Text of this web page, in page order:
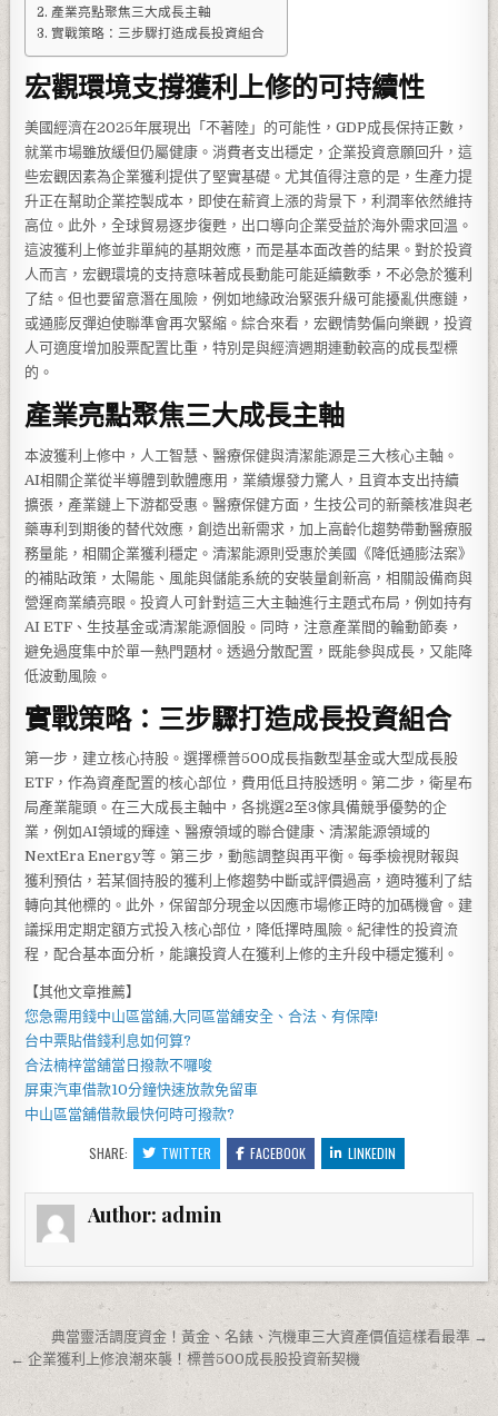
產業亮點聚焦三大成長主軸
實戰策略：三步驟打造成長投資組合
宏觀環境支撐獲利上修的可持續性
美國經濟在2025年展現出「不著陸」的可能性，GDP成長保持正數，
就業市場雖放緩但仍屬健康。消費者支出穩定，企業投資意願回升，這
些宏觀因素為企業獲利提供了堅實基礎。尤其值得注意的是，生產力提
升正在幫助企業控製成本，即使在薪資上漲的背景下，利潤率依然維持
高位。此外，全球貿易逐步復甦，出口導向企業受益於海外需求回溫。
這波獲利上修並非單純的基期效應，而是基本面改善的結果。對於投資
人而言，宏觀環境的支持意味著成長動能可能延續數季，不必急於獲利
了結。但也要留意潛在風險，例如地緣政治緊張升級可能擾亂供應鏈，
或通膨反彈迫使聯準會再次緊縮。綜合來看，宏觀情勢偏向樂觀，投資
人可適度增加股票配置比重，特別是與經濟週期連動較高的成長型標
的。
產業亮點聚焦三大成長主軸
本波獲利上修中，人工智慧、醫療保健與清潔能源是三大核心主軸。
AI相關企業從半導體到軟體應用，業績爆發力驚人，且資本支出持續
擴張，產業鏈上下游都受惠。醫療保健方面，生技公司的新藥核准與老
藥專利到期後的替代效應，創造出新需求，加上高齡化趨勢帶動醫療服
務量能，相關企業獲利穩定。清潔能源則受惠於美國《降低通膨法案》
的補貼政策，太陽能、風能與儲能系統的安裝量創新高，相關設備商與
營運商業績亮眼。投資人可針對這三大主軸進行主題式布局，例如持有
AI ETF、生技基金或清潔能源個股。同時，注意產業間的輪動節奏，
避免過度集中於單一熱門題材。透過分散配置，既能參與成長，又能降
低波動風險。
實戰策略：三步驟打造成長投資組合
第一步，建立核心持股。選擇標普500成長指數型基金或大型成長股
ETF，作為資產配置的核心部位，費用低且持股透明。第二步，衛星布
局產業龍頭。在三大成長主軸中，各挑選2至3傢具備競爭優勢的企
業，例如AI領域的輝達、醫療領域的聯合健康、清潔能源領域的
NextEra Energy等。第三步，動態調整與再平衡。每季檢視財報與
獲利預估，若某個持股的獲利上修趨勢中斷或評價過高，適時獲利了結
轉向其他標的。此外，保留部分現金以因應市場修正時的加碼機會。建
議採用定期定額方式投入核心部位，降低擇時風險。紀律性的投資流
程，配合基本面分析，能讓投資人在獲利上修的主升段中穩定獲利。
【其他文章推薦】
您急需用錢中山區當舖,大同區當舖安全、合法、有保障!
台中票貼借錢利息如何算?
合法楠梓當舖當 日撥款不囉唆
屏東汽車借款10分鐘快速放款免留車
中山區當舖借款最快何時可撥款?
SHARE: TWITTER FACEBOOK LINKEDIN
Author: admin
文章導覽
典當靈活調度資金！黃金、名錶、汽機車三大資產價值這樣看最準 →
← 企業獲利上修浪潮來襲！標普500成長股投資新契機